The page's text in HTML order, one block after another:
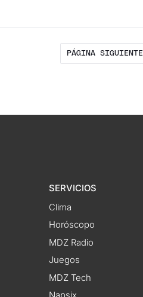
PÁGINA SIGUIENTE
SERVICIOS
Clima
Horóscopo
MDZ Radio
Juegos
MDZ Tech